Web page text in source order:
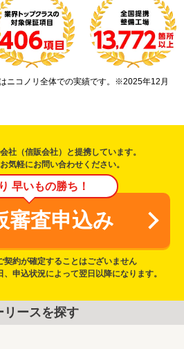
ニコノリ全体での実績です。※2025年12月
社（信販会社）と提携しています。
気軽にお問い合わせください。
早いもの勝ち！
審査申込み
約が確定することはございません
申込状況によって翌日以降になります。
リースを探す